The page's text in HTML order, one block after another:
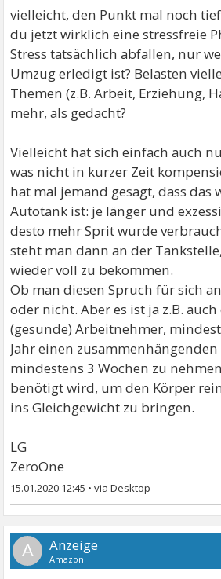
vielleicht, den Punkt mal noch
du jetzt wirklich eine stressfreie
Stress tatsächlich abfallen, nur
Umzug erledigt ist? Belasten
Themen (z.B. Arbeit, Erziehung,
mehr, als gedacht?
Vielleicht hat sich einfach auch
was nicht in kurzer Zeit
hat mal jemand gesagt, dass das
Autotank ist: je länger und
desto mehr Sprit wurde
steht man dann an der
wieder voll zu bekommen.
Ob man diesen Spruch für sich
oder nicht. Aber es ist ja z.B.
(gesunde) Arbeitnehmer,
Jahr einen
mindestens 3 Wochen zu
benötigt wird, um den Körper
ins Gleichgewicht zu bringen.
LG
ZeroOne
15.01.2020 12:45 •
A